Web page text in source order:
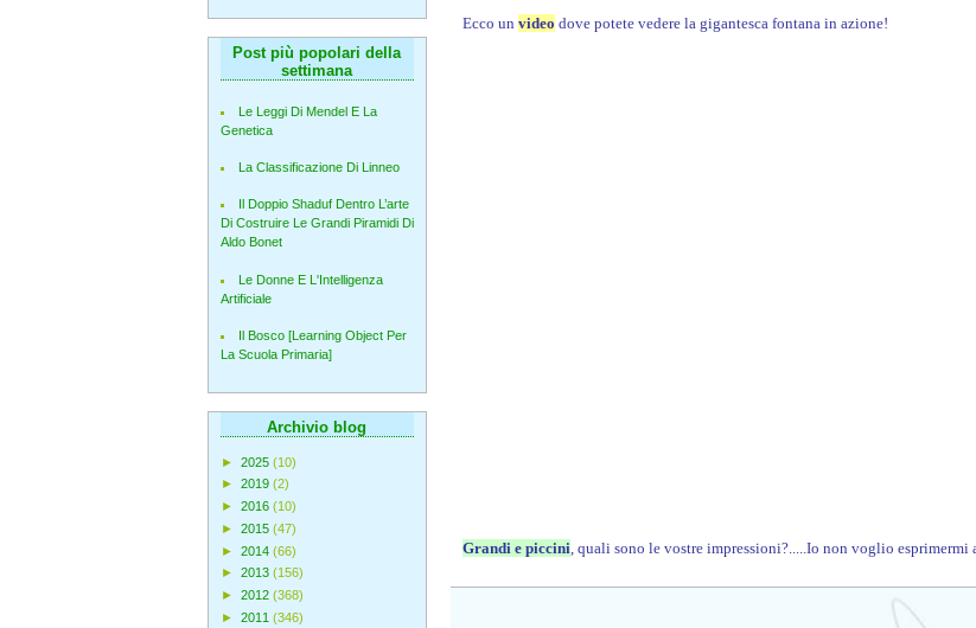
Ecco un video dove potete vedere la gigantesca fontana in azione!
Grandi e piccini, quali sono le vostre impressioni?.....Io non voglio esprimermi
Post più popolari della
settimana
Le Leggi Di Mendel E La
Genetica
La Classificazione Di Linneo
Il Doppio Shaduf Dentro L’arte
Di Costruire Le Grandi Piramidi Di
Aldo Bonet
Le Donne E L'Intelligenza
Artificiale
Il Bosco [Learning Object Per
La Scuola Primaria]
Archivio blog
► 2025 (10)
► 2019 (2)
► 2016 (10)
► 2015 (47)
► 2014 (66)
► 2013 (156)
► 2012 (368)
► 2011 (346)